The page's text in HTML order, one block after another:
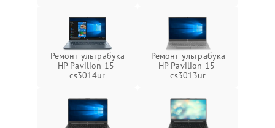
Ремонт ультрабука
HP Pavilion 15-
cs3014ur
Ремонт ультрабука
HP Pavilion 15-
cs3013ur